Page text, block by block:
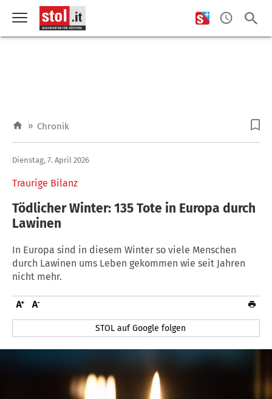
» Chronik
Traurige Bilanz
Dienstag, 7. April 2026
Tödlicher Winter: 135 Tote in Europa durch
Lawinen
In Europa sind in diesem Winter so viele Menschen
durch Lawinen ums Leben gekommen wie seit Jahren
nicht mehr.
STOL auf Google folgen